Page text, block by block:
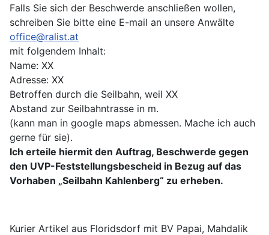
Falls Sie sich der Beschwerde anschließen wollen,
schreiben Sie bitte eine E-mail an unsere Anwälte
office@ralist.at
mit folgendem Inhalt:
Name: XX
Adresse: XX
Betroffen durch die Seilbahn, weil XX
Abstand zur Seilbahntrasse in m.
(kann man in google maps abmessen. Mache ich auch
gerne für sie).
Ich erteile hiermit den Auftrag, Beschwerde gegen
den UVP-Feststellungsbescheid in Bezug auf das
Vorhaben „Seilbahn Kahlenberg“ zu erheben.
Kurier Artikel aus Floridsdorf mit BV Papai, Mahdalik